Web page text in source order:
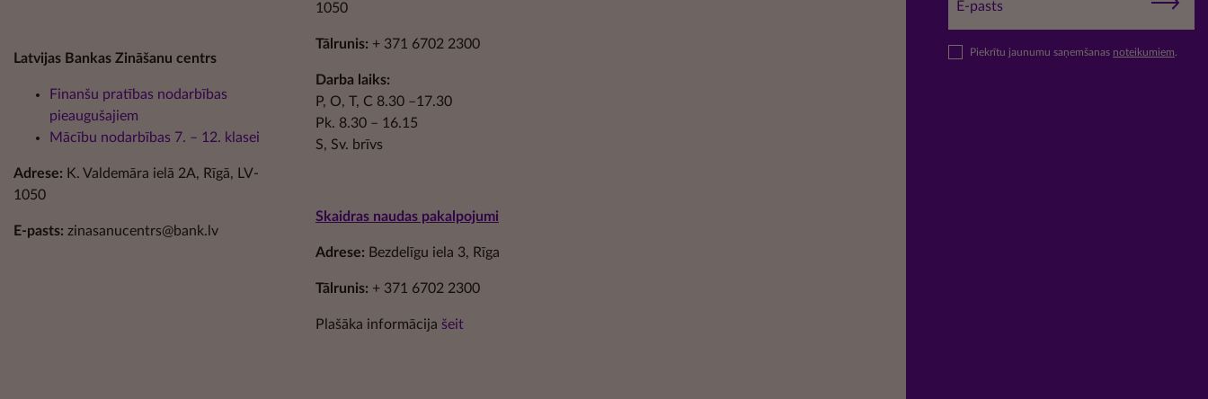
Latvijas Bankas Zināšanu centrs
Finanšu pratības nodarbības
pieaugušajiem
Mācību nodarbības 7. – 12. klasei
Adrese: K. Valdemāra ielā 2A, Rīgā, LV-
1050
E-pasts: zinasanucentrs@bank.lv
1050
Tālrunis: + 371 6702 2300
Darba laiks:
P, O, T, C 8.30 –17.30
Pk. 8.30 – 16.15
S, Sv. brīvs
Skaidras naudas pakalpojumi
Adrese: Bezdelīgu iela 3, Rīga
Tālrunis: + 371 6702 2300
Plašāka informācija šeit
Piekrītu jaunumu saņemšanas noteikumiem.